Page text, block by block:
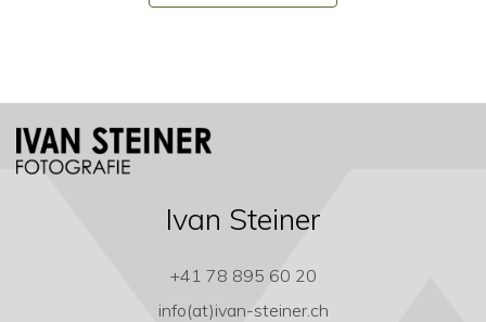
Ivan Steiner
+41 78 895 60 20
info(at)ivan-steiner.ch